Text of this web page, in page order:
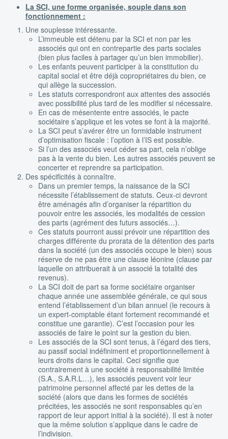
La SCI, une forme organisée, souple dans son
fonctionnement :
Une souplesse intéressante.
L’immeuble est détenu par la SCI et non par les
associés qui ont en contrepartie des parts sociales
(bien plus faciles à partager qu’un bien immobilier).
Les enfants peuvent participer à la constitution du
capital social et être déjà copropriétaires du bien, ce
qui allège la succession.
Les statuts correspondront aux attentes des associés
avec possibilité plus tard de les modifier si nécessaire.
En cas de mésentente entre associés, le pacte
sociétaire s’applique et les votes se font à la majorité.
La SCI peut s’avérer être un formidable instrument
d’optimisation fiscale : l’option à l’IS est possible.
Si l’un des associés veut céder sa part, cela n’oblige
pas à la vente du bien. Les autres associés peuvent se
concerter et reprendre sa participation.
Des spécificités à connaître.
Dans un premier temps, la naissance de la SCI
nécessite l’établissement de statuts. Ceux-ci devront
être aménagés afin d’organiser la répartition du
pouvoir entre les associés, les modalités de cession
des parts (agrément des futurs associés…).
Ces statuts pourront aussi prévoir une répartition des
charges différente du prorata de la détention des parts
dans la société (un des associés occupe le bien) sous
réserve de ne pas être une clause léonine (clause par
laquelle on attribuerait à un associé la totalité des
revenus).
La SCI doit de part sa forme sociétaire organiser
chaque année une assemblée générale, ce qui sous
entend l’établissement d’un bilan annuel (le recours à
un expert-comptable étant fortement recommandé et
constitue une garantie). C’est l’occasion pour les
associés de faire le point sur la gestion du bien.
Les associés de la SCI sont tenus, à l’égard des tiers,
au passif social indéfiniment et proportionnellement à
leurs droits dans le capital. Ceci signifie que
contrairement à une société à responsabilité limitée
(S.A., S.A.R.L…), les associés peuvent voir leur
patrimoine personnel affecté par les dettes de la
société (alors que dans les formes de sociétés
précitées, les associés ne sont responsables qu’en
rapport de leur apport initial à la société). Il est à noter
que la même solution s’applique dans le cadre de
l’indivision.